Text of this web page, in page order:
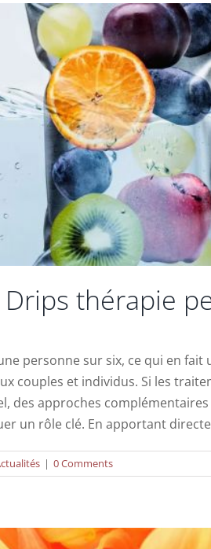
thérapie
personne sur six, ce qui en
couples et individus. Si les
des approches
un rôle clé. En apportant
| 0 Comments
par exosomes pour
Actualités